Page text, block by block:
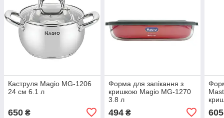
Каструля Magio MG-1206
24 см 6.1 л
650 ₴
Форма для запікання з
кришкою Magio MG-1270
3.8 л
494₴ 605